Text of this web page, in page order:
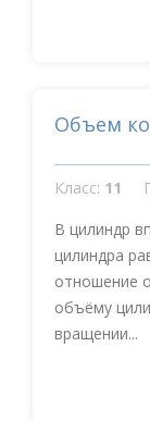
Объем
Класс: 11
В цилиндр
цилиндра
отношение
объёму
вращении...